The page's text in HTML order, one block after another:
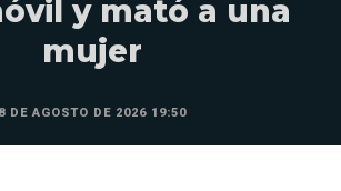
y mató a una
mujer
8 DE AGOSTO DE 2026 19:50